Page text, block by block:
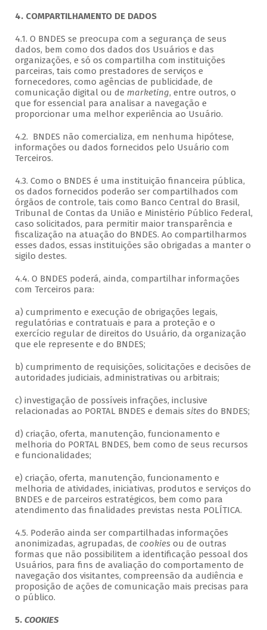
4. COMPARTILHAMENTO DE DADOS
4.1. O BNDES se preocupa com a segurança de seus
dados, bem como dos dados dos Usuários e das
organizações, e só os compartilha com instituições
parceiras, tais como prestadores de serviços e
fornecedores, como agências de publicidade, de
comunicação digital ou de marketing, entre outros, o
que for essencial para analisar a navegação e
proporcionar uma melhor experiência ao Usuário.
4.2. BNDES não comercializa, em nenhuma hipótese,
informações ou dados fornecidos pelo Usuário com
Terceiros.
4.3. Como o BNDES é uma instituição financeira pública,
os dados fornecidos poderão ser compartilhados com
órgãos de controle, tais como Banco Central do Brasil,
Tribunal de Contas da União e Ministério Público Federal,
caso solicitados, para permitir maior transparência e
fiscalização na atuação do BNDES. Ao compartilharmos
esses dados, essas instituições são obrigadas a manter o
sigilo destes.
4.4. O BNDES poderá, ainda, compartilhar informações
com Terceiros para:
a) cumprimento e execução de obrigações legais,
regulatórias e contratuais e para a proteção e o
exercício regular de direitos do Usuário, da organização
que ele represente e do BNDES;
b) cumprimento de requisições, solicitações e decisões de
autoridades judiciais, administrativas ou arbitrais;
c) investigação de possíveis infrações, inclusive
relacionadas ao PORTAL BNDES e demais sites do BNDES;
d) criação, oferta, manutenção, funcionamento e
melhoria do PORTAL BNDES, bem como de seus recursos
e funcionalidades;
e) criação, oferta, manutenção, funcionamento e
melhoria de atividades, iniciativas, produtos e serviços do
BNDES e de parceiros estratégicos, bem como para
atendimento das finalidades previstas nesta POLÍTICA.
4.5. Poderão ainda ser compartilhadas informações
anonimizadas, agrupadas, de cookies ou de outras
formas que não possibilitem a identificação pessoal dos
Usuários, para fins de avaliação do comportamento de
navegação dos visitantes, compreensão da audiência e
proposição de ações de comunicação mais precisas para
o público.
5. COOKIES